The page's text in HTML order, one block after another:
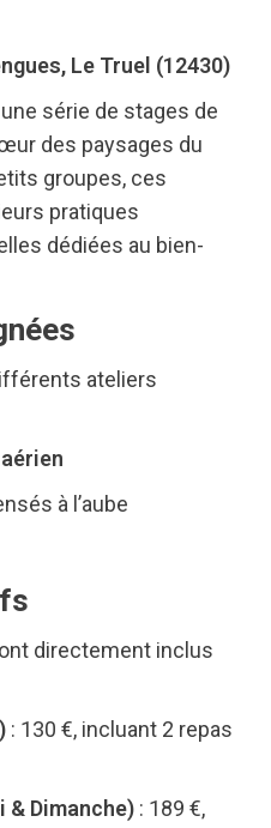
Le Truel (12430)
série de stages de
des paysages du
groupes, ces
pratiques
dédiées au bien-
ateliers
à l’aube
directement inclus
: 130 €, incluant 2 repas
& Dimanche) : 189 €,